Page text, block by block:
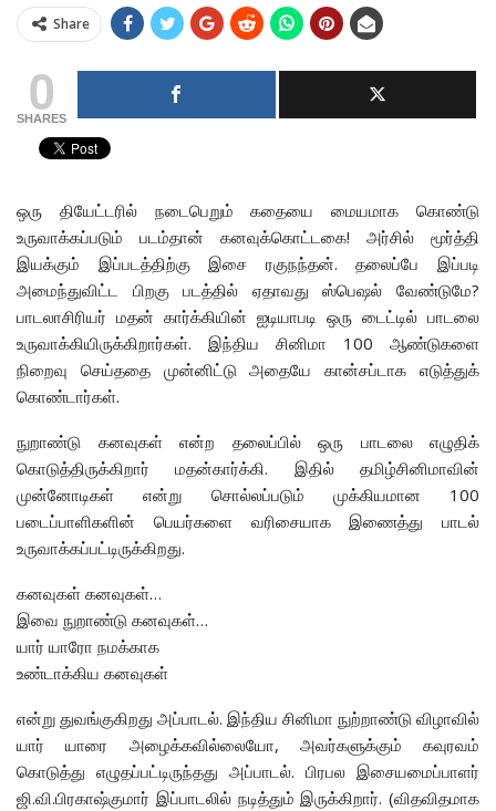
Share
0
SHARES
ஒரு தியேட்டரில் நடைபெறும் கதையை மையமாக கொண்டு
உருவாக்கப்படும் படம்தான் கனவுக்கொட்டகை! அர்சில் மூர்த்தி
இயக்கும் இப்படத்திற்கு இசை ரகுநந்தன். தலைப்பே இப்படி
அமைந்துவிட்ட பிறகு படத்தில் ஏதாவது ஸ்பெஷல் வேண்டுமே?
பாடலாசிரியர் மதன் கார்க்கியின் ஐடியாபடி ஒரு டைட்டில் பாடலை
உருவாக்கியிருக்கிறார்கள். இந்திய சினிமா 100 ஆண்டுகளை
நிறைவு செய்ததை முன்னிட்டு அதையே கான்சப்டாக எடுத்துக்
கொண்டார்கள்.
நுறாண்டு கனவுகள் என்ற தலைப்பில் ஒரு பாடலை எழுதிக்
கொடுத்திருக்கிறார் மதன்கார்க்கி. இதில் தமிழ்சினிமாவின்
முன்னோடிகள் என்று சொல்லப்படும் முக்கியமான 100
படைப்பாளிகளின் பெயர்களை வரிசையாக இணைத்து பாடல்
உருவாக்கப்பட்டிருக்கிறது.
கனவுகள் கனவுகள்…
இவை நுறாண்டு கனவுகள்…
யார் யாரோ நமக்காக
உண்டாக்கிய கனவுகள்
என்று துவங்குகிறது அப்பாடல். இந்திய சினிமா நுற்றாண்டு விழாவில்
யார் யாரை அழைக்கவில்லையோ, அவர்களுக்கும் கவுரவம்
கொடுத்து எழுதப்பட்டிருந்தது அப்பாடல். பிரபல இசையமைப்பாளர்
ஜி.வி.பிரகாஷ்குமார் இப்பாடலில் நடித்தும் இருக்கிறார். (விதவிதமாக